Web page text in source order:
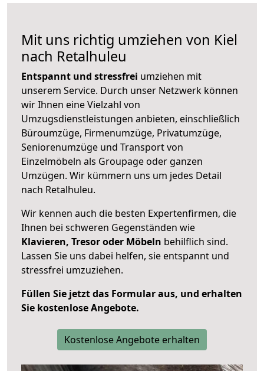
Mit uns richtig umziehen von Kiel
nach Retalhuleu
Entspannt und stressfrei umziehen mit
unserem Service. Durch unser Netzwerk können
wir Ihnen eine Vielzahl von
Umzugsdienstleistungen anbieten, einschließlich
Büroumzüge, Firmenumzüge, Privatumzüge,
Seniorenumzüge und Transport von
Einzelmöbeln als Groupage oder ganzen
Umzügen. Wir kümmern uns um jedes Detail
nach Retalhuleu.
Wir kennen auch die besten Expertenfirmen, die
Ihnen bei schweren Gegenständen wie
Klavieren, Tresor oder Möbeln behilflich sind.
Lassen Sie uns dabei helfen, sie entspannt und
stressfrei umzuziehen.
Füllen Sie jetzt das Formular aus, und erhalten
Sie kostenlose Angebote.
Kostenlose Angebote erhalten